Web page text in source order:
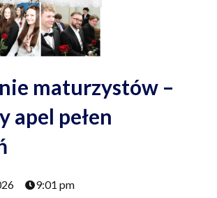
maturzystów –
apel pełen
9:01 pm